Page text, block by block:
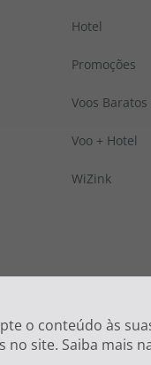
o conteúdo às
no site. Saiba mais
Hotel
Promoções
Voos Baratos
Voo + Hotel
WiZink